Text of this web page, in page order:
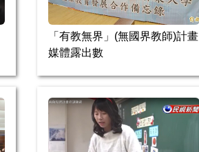
「有教無界」(無國界教師)計畫
媒體露出數